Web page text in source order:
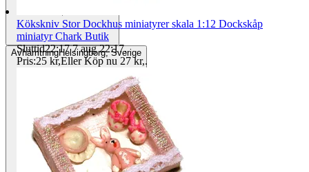
AvhämtningHelsingborg, Sverige
Kökskniv Stor Dockhus miniatyrer skala 1:12 Dockskåp
miniatyr Chark Butik
Sluttid22:17 7 aug 22:17.
Pris:25 kr,Eller Köp nu 27 kr,.